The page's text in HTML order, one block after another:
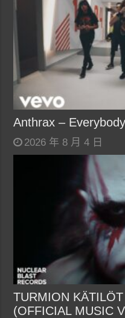
Anthrax –
2026 年 8 月 4 日
TURMION
(OFFICIAL MUSIC